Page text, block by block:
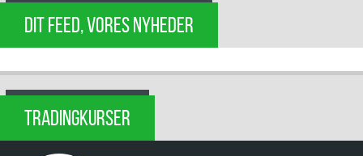
DIT FEED, VORES NYHEDER
TRADINGKURSER